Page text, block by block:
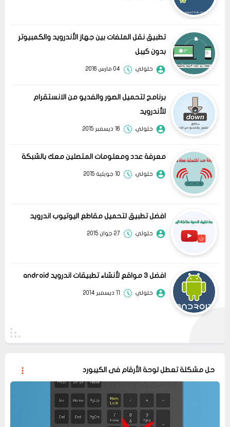
تطبيق نقل الملفات بين جهاز الأندرويد والكمبيوتر
بدون كيبل
حلولي 04 مارس 2016
برنامج لتحميل الصور والفديو من الانستقرام
للأندرويد
حلولي 16 ديسمبر 2015
معرفة عدد ومعلومات المتصلين معك بالشبكة
حلولي 10 جويلية 2015
افضل تطبيق لتحميل مقاطع اليوتيوب اندرويد
حلولي 27 جوان 2015
افضل 3 مواقع لأنشاء تطبيقات اندرويد android
حلولي
حل مشكلة تعطل لوحة الأرقام فى الكيبورد